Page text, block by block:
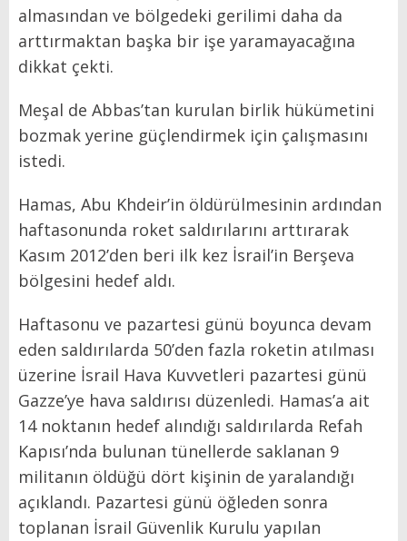
almasından ve bölgedeki gerilimi daha da
arttırmaktan başka bir işe yaramayacağına
dikkat çekti.
Meşal de Abbas’tan kurulan birlik hükümetini
bozmak yerine güçlendirmek için çalışmasını
istedi.
Hamas, Abu Khdeir’in öldürülmesinin ardından
haftasonunda roket saldırılarını arttırarak
Kasım 2012’den beri ilk kez İsrail’in Berşeva
bölgesini hedef aldı.
Haftasonu ve pazartesi günü boyunca devam
eden saldırılarda 50’den fazla roketin atılması
üzerine İsrail Hava Kuvvetleri pazartesi günü
Gazze’ye hava saldırısı düzenledi. Hamas’a ait
14 noktanın hedef alındığı saldırılarda Refah
Kapısı’nda bulunan tünellerde saklanan 9
militanın öldüğü dört kişinin de yaralandığı
açıklandı. Pazartesi günü öğleden sonra
toplanan İsrail Güvenlik Kurulu yapılan